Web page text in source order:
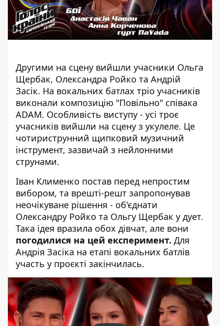
Другими на сцену вийшли учасники Ольга
Щербак, Олександра Ройко та Андрій
Засік. На вокальних батлах тріо учасників
виконали композицію "Повільно" співака
ADAM. Особливість виступу - усі троє
учасників вийшли на сцену з укулеле. Це
чотириструнний щипковий музичний
інструмент, зазвичай з нейлонними
струнами.
Іван Клименко постав перед непростим
вибором, та врешті-решт запропонував
неочікуване рішення - об'єднати
Олександру Ройко та Ольгу Щербак у дует.
Така ідея вразила обох дівчат, але вони
погодилися на цей експеримент. Для
Андрія Засіка на етапі вокальних батлів
участь у проєкті закінчилась.